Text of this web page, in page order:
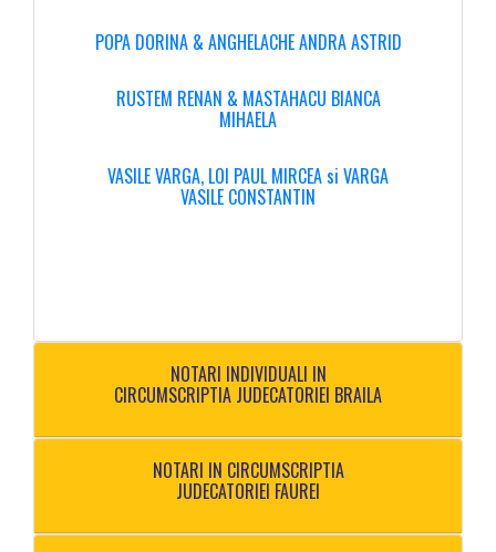
POPA DORINA & ANGHELACHE ANDRA ASTRID
RUSTEM RENAN & MASTAHACU BIANCA
MIHAELA
VASILE VARGA, LOI PAUL MIRCEA si VARGA
VASILE CONSTANTIN
NOTARI INDIVIDUALI IN
CIRCUMSCRIPTIA JUDECATORIEI BRAILA
NOTARI IN CIRCUMSCRIPTIA
JUDECATORIEI FAUREI